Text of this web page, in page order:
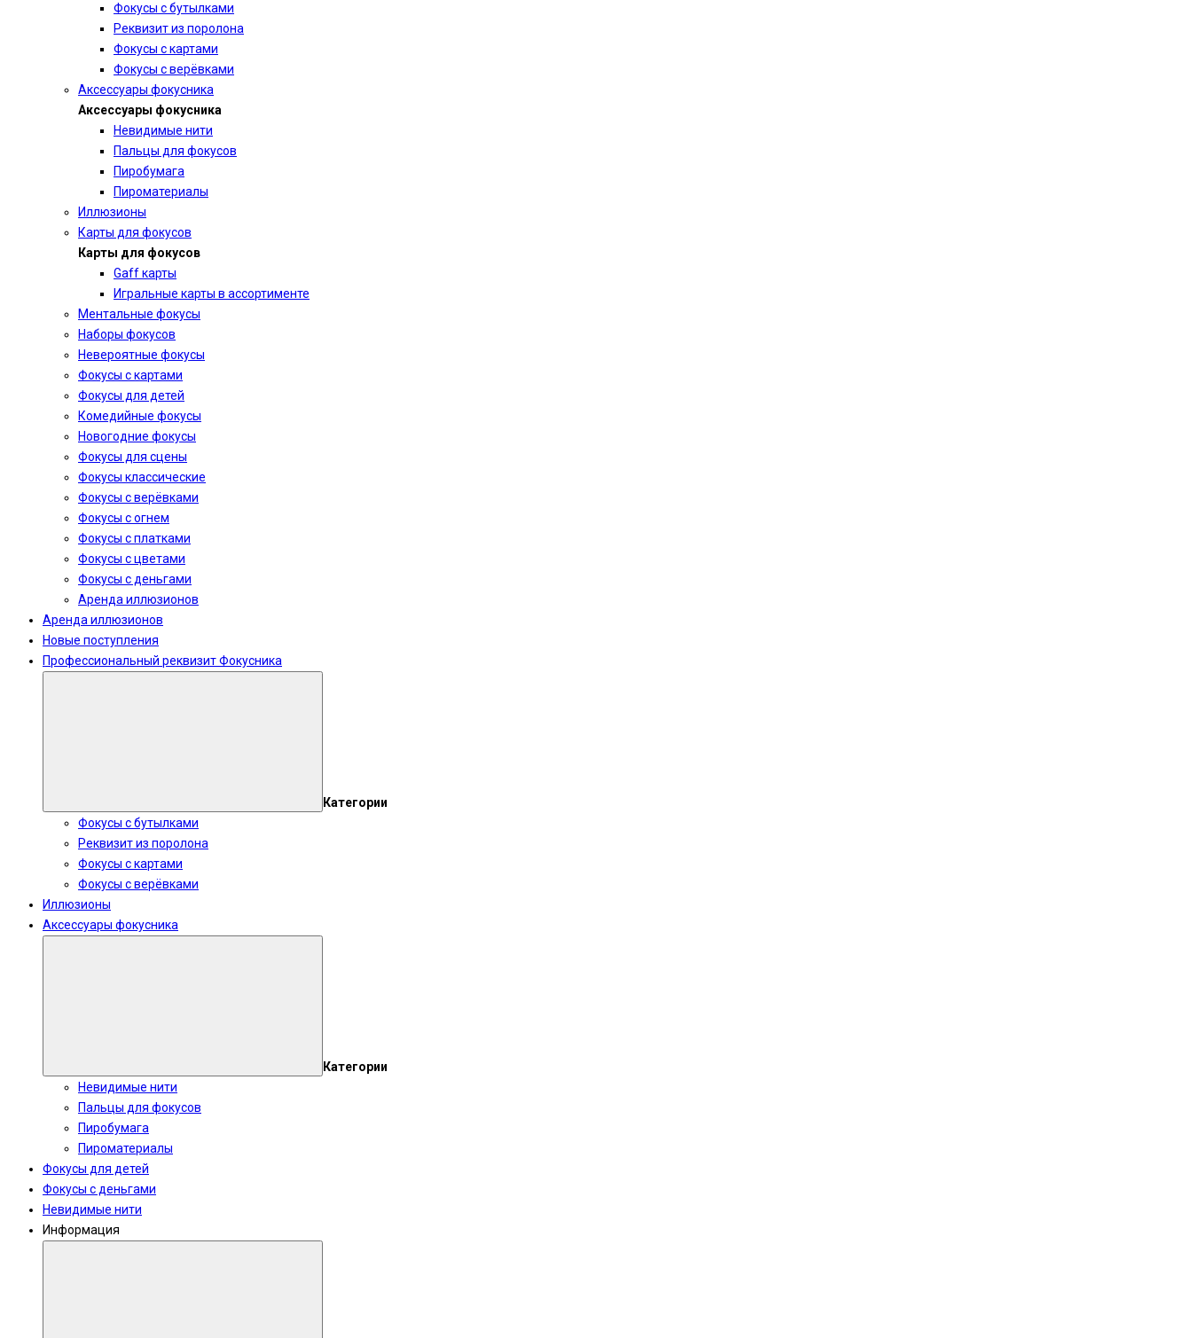
Фокусы с бутылками
Реквизит из поролона
Фокусы с картами
Фокусы с верёвками
Аксессуары фокусника
Аксессуары фокусника
Невидимые нити
Пальцы для фокусов
Пиробумага
Пироматериалы
Иллюзионы
Карты для фокусов
Карты для фокусов
Gaff карты
Игральные карты в ассортименте
Ментальные фокусы
Наборы фокусов
Невероятные фокусы
Фокусы с картами
Фокусы для детей
Комедийные фокусы
Новогодние фокусы
Фокусы для сцены
Фокусы классические
Фокусы с верёвками
Фокусы с огнем
Фокусы с платками
Фокусы с цветами
Фокусы с деньгами
Аренда иллюзионов
Аренда иллюзионов
Новые поступления
Профессиональный реквизит Фокусника
Категории
Фокусы с бутылками
Реквизит из поролона
Фокусы с картами
Фокусы с верёвками
Иллюзионы
Аксессуары фокусника
Категории
Невидимые нити
Пальцы для фокусов
Пиробумага
Пироматериалы
Фокусы для детей
Фокусы с деньгами
Невидимые нити
Информация